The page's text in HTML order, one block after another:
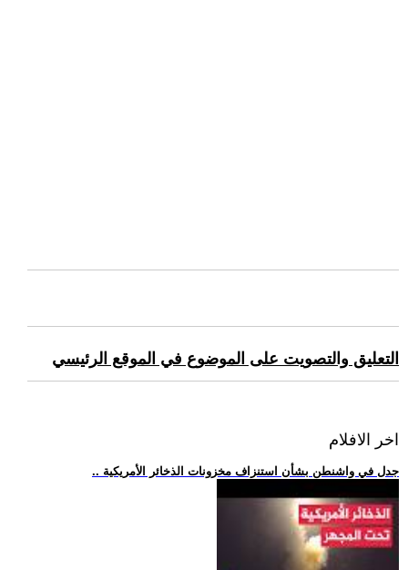
التعليق والتصويت على الموضوع في الموقع الرئيسي
اخر الافلام
.. جدل في واشنطن بشأن استنزاف مخزونات الذخائر الأمريكية